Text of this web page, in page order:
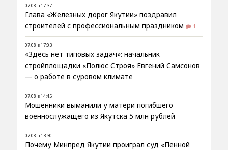
07.08 в 17:37
Глава «Железных дорог Якутии» поздравил
строителей с профессиональным праздником
1
07.08 в 17:03
«Здесь нет типовых задач»: начальник
стройплощадки «Полюс Строя» Евгений Самсонов
— о работе в суровом климате
07.08 в 14:45
Мошенники выманили у матери погибшего
военнослужащего из Якутска 5 млн рублей
07.08 в 13:30
Почему Минпред Якутии проиграл суд «Пенной